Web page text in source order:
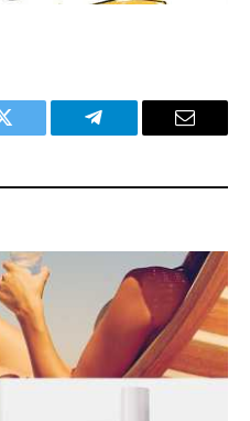
Twitter Telegram Email